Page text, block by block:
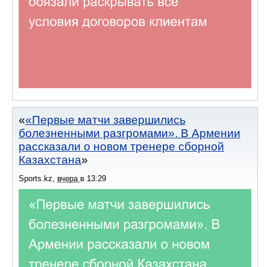
«Первые матчи завершились
болезненными разгромами». В Армении
рассказали о новом тренере сборной
Казахстана
Sports.kz вчера в 13:29